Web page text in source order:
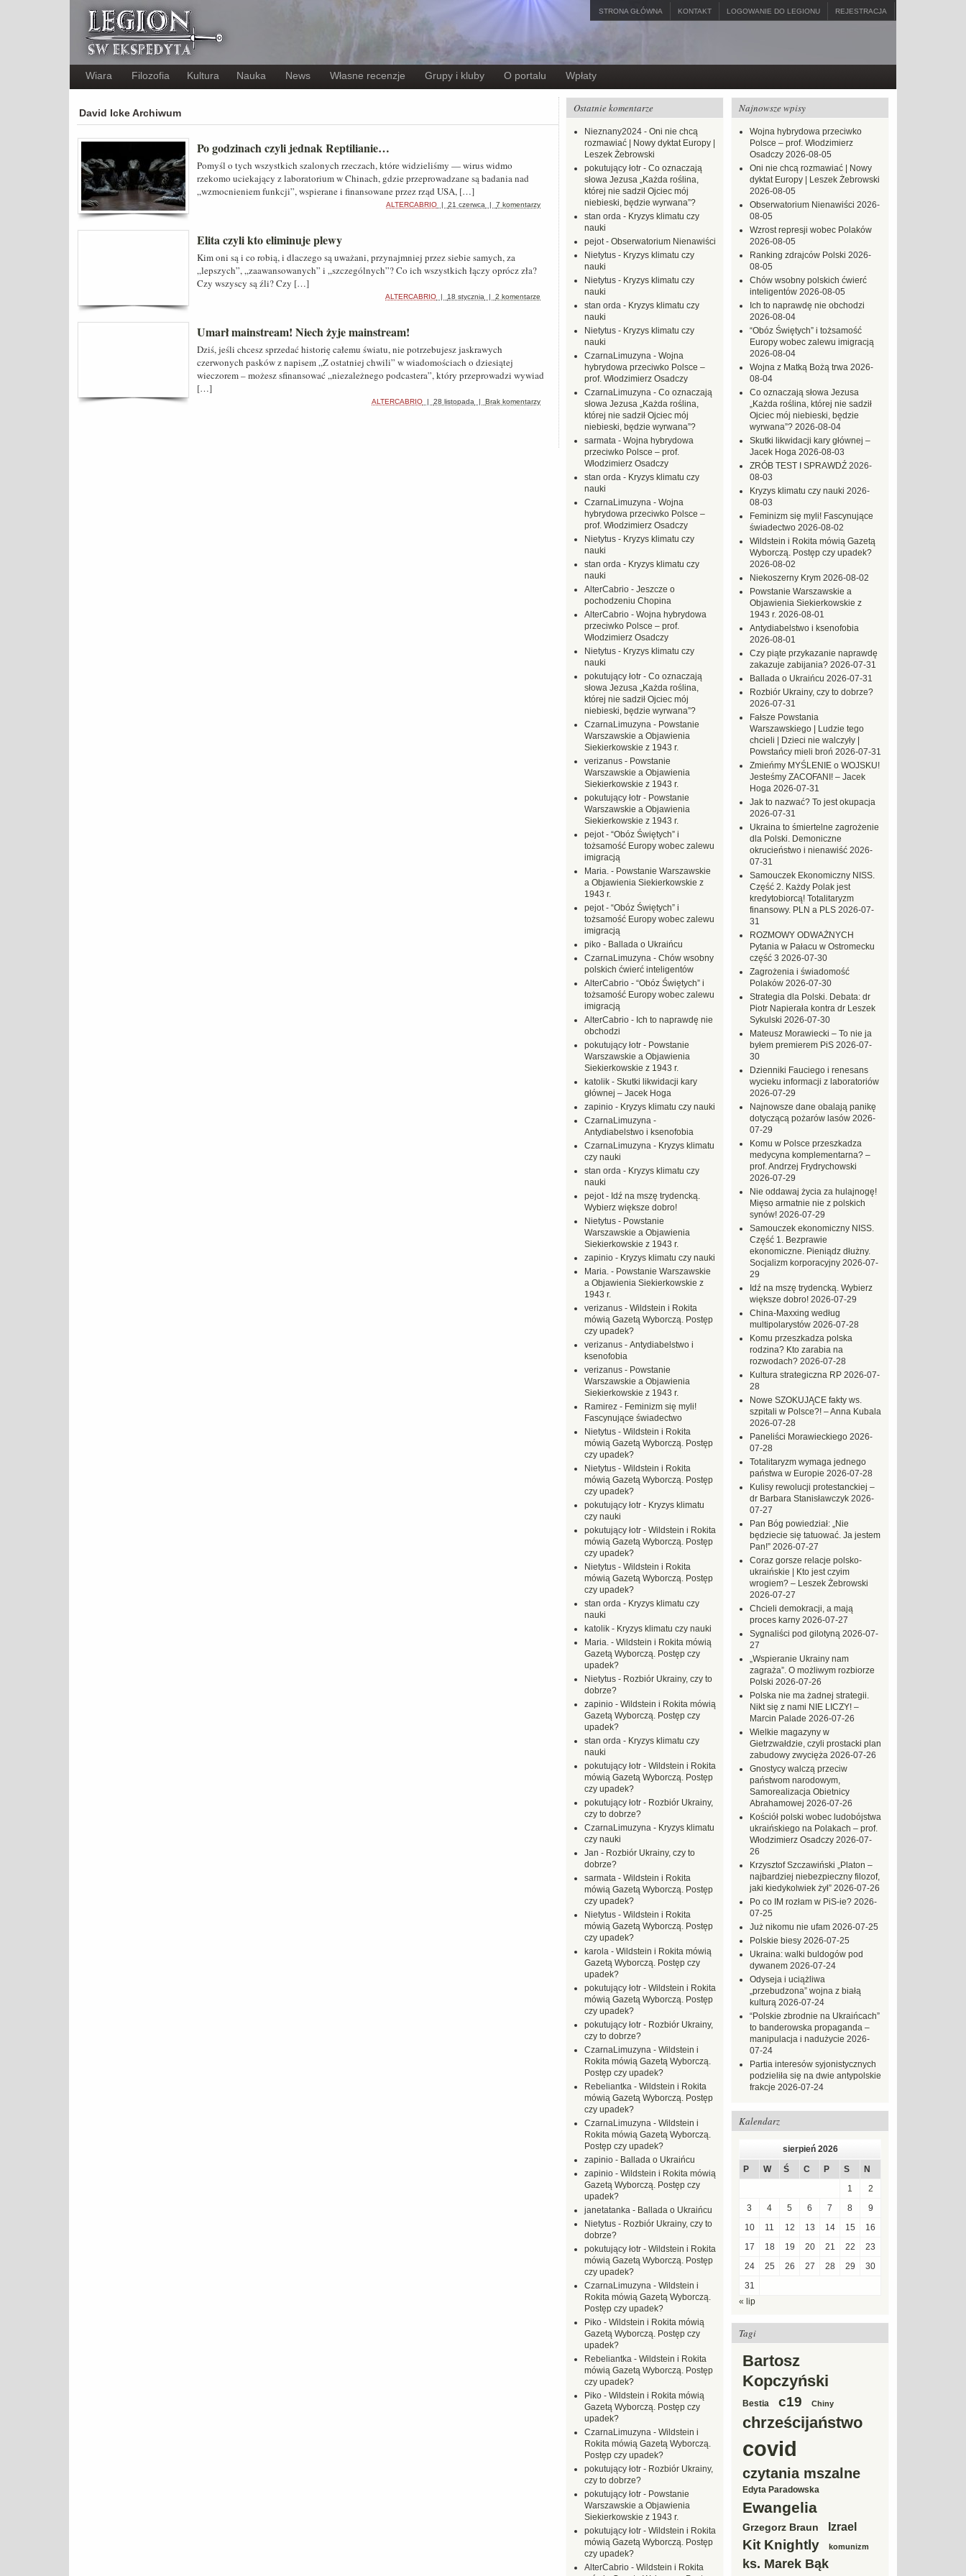
STRONA GŁÓWNA KONTAKT LOGOWANIE DO LEGIONU REJESTRACJA
Wiara Filozofia Kultura Nauka News Własne recenzje Grupy i kluby O portalu Wpłaty
David Icke Archiwum
Po godzinach czyli jednak Reptilianie…
Pomyśl o tych wszystkich szalonych rzeczach, które widzieliśmy — wirus widmo
rzekomo uciekający z laboratorium w Chinach, gdzie przeprowadzane są badania nad
„wzmocnieniem funkcji”, wspierane i finansowane przez rząd USA, […]
ALTERCABRIO | 21 czerwca | 7 komentarzy
Elita czyli kto eliminuje plewy
Kim oni są i co robią, i dlaczego są uważani, przynajmniej przez siebie samych, za
„lepszych”, „zaawansowanych” i „szczególnych”? Co ich wszystkich łączy oprócz zła?
Czy wszyscy są źli? Czy […]
ALTERCABRIO | 18 stycznia | 2 komentarze
Umarł mainstream! Niech żyje mainstream!
Dziś, jeśli chcesz sprzedać historię całemu światu, nie potrzebujesz jaskrawych
czerwonych pasków z napisem „Z ostatniej chwili” w wiadomościach o dziesiątej
wieczorem – możesz sfinansować „niezależnego podcastera”, który przeprowadzi wywiad
[…]
ALTERCABRIO | 28 listopada | Brak komentarzy
Najnowsze wpisy
Wojna hybrydowa przeciwko
Polsce – prof. Włodzimierz
Osadczy 2026-08-05
Oni nie chcą rozmawiać | Nowy
dyktat Europy | Leszek Żebrowski
2026-08-05
Obserwatorium Nienawiści 2026-
08-05
Wzrost represji wobec Polaków
2026-08-05
Ranking zdrajców Polski 2026-
08-05
Chów wsobny polskich ćwierć
inteligentów 2026-08-05
Ich to naprawdę nie obchodzi
2026-08-04
“Obóz Świętych” i tożsamość
Europy wobec zalewu imigracją
2026-08-04
Wojna z Matką Bożą trwa 2026-
08-04
Co oznaczają słowa Jezusa
„Każda roślina, której nie sadził
Ojciec mój niebieski, będzie
wyrwana”? 2026-08-04
Skutki likwidacji kary głównej –
Jacek Hoga 2026-08-03
ZRÓB TEST I SPRAWDŹ 2026-
08-03
Kryzys klimatu czy nauki 2026-
08-03
Feminizm się myli! Fascynujące
świadectwo 2026-08-02
Wildstein i Rokita mówią Gazetą
Wyborczą. Postęp czy upadek?
2026-08-02
Niekoszerny Krym 2026-08-02
Powstanie Warszawskie a
Objawienia Siekierkowskie z
1943 r. 2026-08-01
Antydiabelstwo i ksenofobia
2026-08-01
Czy piąte przykazanie naprawdę
zakazuje zabijania? 2026-07-31
Ballada o Ukraińcu 2026-07-31
Rozbiór Ukrainy, czy to dobrze?
2026-07-31
Fałsze Powstania
Warszawskiego | Ludzie tego
chcieli | Dzieci nie walczyły |
Powstańcy mieli broń 2026-07-31
Zmieńmy MYŚLENIE o WOJSKU!
Jesteśmy ZACOFANI! – Jacek
Hoga 2026-07-31
Jak to nazwać? To jest okupacja
2026-07-31
Ukraina to śmiertelne zagrożenie
dla Polski. Demoniczne
okrucieństwo i nienawiść 2026-
07-31
Samouczek Ekonomiczny NISS.
Część 2. Każdy Polak jest
kredytobiorcą! Totalitaryzm
finansowy. PLN a PLS 2026-07-
31
ROZMOWY ODWAŻNYCH
Pytania w Pałacu w Ostromecku
część 3 2026-07-30
Zagrożenia i świadomość
Polaków 2026-07-30
Strategia dla Polski. Debata: dr
Piotr Napierała kontra dr Leszek
Sykulski 2026-07-30
Mateusz Morawiecki – To nie ja
byłem premierem PiS 2026-07-
30
Dzienniki Fauciego i renesans
wycieku informacji z laboratoriów
2026-07-29
Najnowsze dane obalają panikę
dotyczącą pożarów lasów 2026-
07-29
Komu w Polsce przeszkadza
medycyna komplementarna? –
prof. Andrzej Frydrychowski
2026-07-29
Nie oddawaj życia za hulajnogę!
Mięso armatnie nie z polskich
synów! 2026-07-29
Samouczek ekonomiczny NISS.
Część 1. Bezprawie
ekonomiczne. Pieniądz dłużny.
Socjalizm korporacyjny 2026-07-
29
Idź na mszę trydencką. Wybierz
większe dobro! 2026-07-29
China-Maxxing według
multipolarystów 2026-07-28
Komu przeszkadza polska
rodzina? Kto zarabia na
rozwodach? 2026-07-28
Kultura strategiczna RP 2026-07-
28
Nowe SZOKUJĄCE fakty ws.
szpitali w Polsce?! – Anna Kubala
2026-07-28
Paneliści Morawieckiego 2026-
07-28
Totalitaryzm wymaga jednego
państwa w Europie 2026-07-28
Kulisy rewolucji protestanckiej –
dr Barbara Stanisławczyk 2026-
07-27
Pan Bóg powiedział: „Nie
będziecie się tatuować. Ja jestem
Pan!” 2026-07-27
Coraz gorsze relacje polsko-
ukraińskie | Kto jest czyim
wrogiem? – Leszek Żebrowski
2026-07-27
Chcieli demokracji, a mają
proces karny 2026-07-27
Sygnaliści pod gilotyną 2026-07-
27
„Wspieranie Ukrainy nam
zagraża”. O możliwym rozbiorze
Polski 2026-07-26
Polska nie ma żadnej strategii.
Nikt się z nami NIE LICZY! –
Marcin Palade 2026-07-26
Wielkie magazyny w
Gietrzwałdzie, czyli prostacki plan
zabudowy zwycięża 2026-07-26
Gnostycy walczą przeciw
państwom narodowym,
Samorealizacja Obietnicy
Abrahamowej 2026-07-26
Kościół polski wobec ludobójstwa
ukraińskiego na Polakach – prof.
Włodzimierz Osadczy 2026-07-
26
Krzysztof Szczawiński „Platon –
najbardziej niebezpieczny filozof,
jaki kiedykolwiek żył” 2026-07-26
Po co IM rozłam w PiS-ie? 2026-
07-25
Już nikomu nie ufam 2026-07-25
Polskie biesy 2026-07-25
Ukraina: walki buldogów pod
dywanem 2026-07-24
Odyseja i uciążliwa
„przebudzona” wojna z białą
kulturą 2026-07-24
“Polskie zbrodnie na Ukraińcach”
to banderowska propaganda –
manipulacja i nadużycie 2026-
07-24
Partia interesów syjonistycznych
podzieliła się na dwie antypolskie
frakcje 2026-07-24
Kalendarz
sierpień 2026
P
W Ś C P S
N
1
2
3
4 5 6 7 8
9
10
11 12 13 14 15
16
17
18 19 20 21 22
23
24
25 26 27 28 29
30
31
« lip
Tagi
Bartosz
Kopczyński
Bestia c19 Chiny
chrześcijaństwo
covid
czytania mszalne
Edyta Paradowska
Ewangelia
Grzegorz Braun Izrael
Kit Knightly komunizm
ks. Marek Bąk
Ostatnie komentarze
Nieznany2024 - Oni nie chcą
rozmawiać | Nowy dyktat Europy |
Leszek Żebrowski
pokutujący łotr - Co oznaczają
słowa Jezusa „Każda roślina,
której nie sadził Ojciec mój
niebieski, będzie wyrwana”?
stan orda - Kryzys klimatu czy
nauki
pejot- Obserwatorium Nienawiści
Nietytus - Kryzys klimatu czy
nauki
Nietytus - Kryzys klimatu czy
nauki
stan orda - Kryzys klimatu czy
nauki
Nietytus - Kryzys klimatu czy
nauki
CzarnaLimuzyna - Wojna
hybrydowa przeciwko Polsce –
prof. Włodzimierz Osadczy
CzarnaLimuzyna - Co oznaczają
słowa Jezusa „Każda roślina,
której nie sadził Ojciec mój
niebieski, będzie wyrwana”?
sarmata - Wojna hybrydowa
przeciwko Polsce – prof.
Włodzimierz Osadczy
stan orda - Kryzys klimatu czy
nauki
CzarnaLimuzyna - Wojna
hybrydowa przeciwko Polsce –
prof. Włodzimierz Osadczy
Nietytus - Kryzys klimatu czy
nauki
stan orda - Kryzys klimatu czy
nauki
AlterCabrio - Jeszcze o
pochodzeniu Chopina
AlterCabrio - Wojna hybrydowa
przeciwko Polsce – prof.
Włodzimierz Osadczy
Nietytus - Kryzys klimatu czy
nauki
pokutujący łotr - Co oznaczają
słowa Jezusa „Każda roślina,
której nie sadził Ojciec mój
niebieski, będzie wyrwana”?
CzarnaLimuzyna - Powstanie
Warszawskie a Objawienia
Siekierkowskie z 1943 r.
verizanus - Powstanie
Warszawskie a Objawienia
Siekierkowskie z 1943 r.
pokutujący łotr - Powstanie
Warszawskie a Objawienia
Siekierkowskie z 1943 r.
pejot- “Obóz Świętych” i
tożsamość Europy wobec zalewu
imigracją
Maria. - Powstanie Warszawskie
a Objawienia Siekierkowskie z
1943 r.
pejot- “Obóz Świętych” i
tożsamość Europy wobec zalewu
imigracją
piko - Ballada o Ukraińcu
CzarnaLimuzyna - Chów wsobny
polskich ćwierć inteligentów
AlterCabrio - “Obóz Świętych” i
tożsamość Europy wobec zalewu
imigracją
AlterCabrio - Ich to naprawdę nie
obchodzi
pokutujący łotr - Powstanie
Warszawskie a Objawienia
Siekierkowskie z 1943 r.
katolik - Skutki likwidacji kary
głównej – Jacek Hoga
zapinio - Kryzys klimatu czy nauki
CzarnaLimuzyna -
Antydiabelstwo i ksenofobia
CzarnaLimuzyna - Kryzys klimatu
czy nauki
stan orda - Kryzys klimatu czy
nauki
pejot- Idź na mszę trydencką.
Wybierz większe dobro!
Nietytus - Powstanie
Warszawskie a Objawienia
Siekierkowskie z 1943 r.
zapinio - Kryzys klimatu czy nauki
Maria. - Powstanie Warszawskie
a Objawienia Siekierkowskie z
1943 r.
verizanus - Wildstein i Rokita
mówią Gazetą Wyborczą. Postęp
czy upadek?
verizanus - Antydiabelstwo i
ksenofobia
verizanus - Powstanie
Warszawskie a Objawienia
Siekierkowskie z 1943 r.
Ramirez - Feminizm się myli!
Fascynujące świadectwo
Nietytus - Wildstein i Rokita
mówią Gazetą Wyborczą. Postęp
czy upadek?
Nietytus - Wildstein i Rokita
mówią Gazetą Wyborczą. Postęp
czy upadek?
pokutujący łotr - Kryzys klimatu
czy nauki
pokutujący łotr - Wildstein i Rokita
mówią Gazetą Wyborczą. Postęp
czy upadek?
Nietytus - Wildstein i Rokita
mówią Gazetą Wyborczą. Postęp
czy upadek?
stan orda - Kryzys klimatu czy
nauki
katolik - Kryzys klimatu czy nauki
Maria. - Wildstein i Rokita mówią
Gazetą Wyborczą. Postęp czy
upadek?
Nietytus - Rozbiór Ukrainy, czy to
dobrze?
zapinio - Wildstein i Rokita mówią
Gazetą Wyborczą. Postęp czy
upadek?
stan orda - Kryzys klimatu czy
nauki
pokutujący łotr - Wildstein i Rokita
mówią Gazetą Wyborczą. Postęp
czy upadek?
pokutujący łotr - Rozbiór Ukrainy,
czy to dobrze?
CzarnaLimuzyna - Kryzys klimatu
czy nauki
Jan - Rozbiór Ukrainy, czy to
dobrze?
sarmata - Wildstein i Rokita
mówią Gazetą Wyborczą. Postęp
czy upadek?
Nietytus - Wildstein i Rokita
mówią Gazetą Wyborczą. Postęp
czy upadek?
karola - Wildstein i Rokita mówią
Gazetą Wyborczą. Postęp czy
upadek?
pokutujący łotr - Wildstein i Rokita
mówią Gazetą Wyborczą. Postęp
czy upadek?
pokutujący łotr - Rozbiór Ukrainy,
czy to dobrze?
CzarnaLimuzyna - Wildstein i
Rokita mówią Gazetą Wyborczą.
Postęp czy upadek?
Rebeliantka - Wildstein i Rokita
mówią Gazetą Wyborczą. Postęp
czy upadek?
CzarnaLimuzyna - Wildstein i
Rokita mówią Gazetą Wyborczą.
Postęp czy upadek?
zapinio - Ballada o Ukraińcu
zapinio - Wildstein i Rokita mówią
Gazetą Wyborczą. Postęp czy
upadek?
janetatanka - Ballada o Ukraińcu
Nietytus - Rozbiór Ukrainy, czy to
dobrze?
pokutujący łotr - Wildstein i Rokita
mówią Gazetą Wyborczą. Postęp
czy upadek?
CzarnaLimuzyna - Wildstein i
Rokita mówią Gazetą Wyborczą.
Postęp czy upadek?
Piko - Wildstein i Rokita mówią
Gazetą Wyborczą. Postęp czy
upadek?
Rebeliantka - Wildstein i Rokita
mówią Gazetą Wyborczą. Postęp
czy upadek?
Piko - Wildstein i Rokita mówią
Gazetą Wyborczą. Postęp czy
upadek?
CzarnaLimuzyna - Wildstein i
Rokita mówią Gazetą Wyborczą.
Postęp czy upadek?
pokutujący łotr - Rozbiór Ukrainy,
czy to dobrze?
pokutujący łotr - Powstanie
Warszawskie a Objawienia
Siekierkowskie z 1943 r.
pokutujący łotr - Wildstein i Rokita
mówią Gazetą Wyborczą. Postęp
czy upadek?
AlterCabrio - Wildstein i Rokita